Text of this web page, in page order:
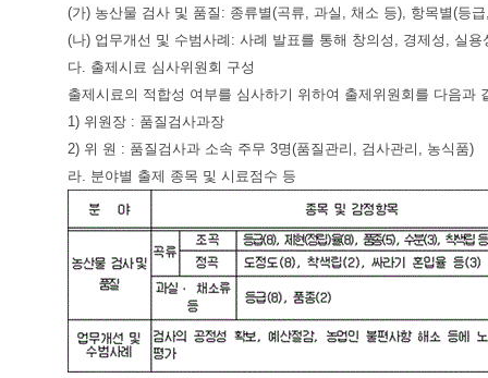
(가) 농산물 검사 및 품질: 종류별(곡류, 과실, 채소 등), 항목별(등
(나) 업무개선 및 수범사례: 사례 발표를 통해 창의성, 경제성, 실
다. 출제시료 심사위원회 구성
출제시료의 적합성 여부를 심사하기 위하여 출제위원회를 다음과
1) 위원장 : 품질검사과장
2) 위 원 : 품질검사과 소속 주무 3명(품질관리, 검사관리, 농식품)
라. 분야별 출제 종목 및 시료점수 등